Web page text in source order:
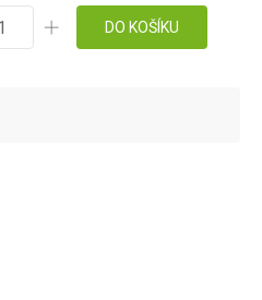
DO KOŠÍKU